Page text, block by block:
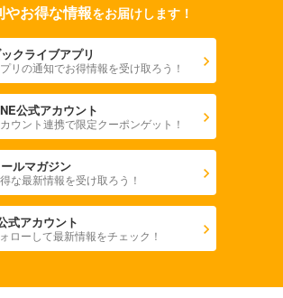
やお得な情報をお届けします！
クライブアプリ
リの通知でお得情報を受け取ろう！
公式アカウント
ウント連携で限定クーポンゲット！
ルマガジン
な最新情報を受け取ろう！
式アカウント
ローして最新情報をチェック！